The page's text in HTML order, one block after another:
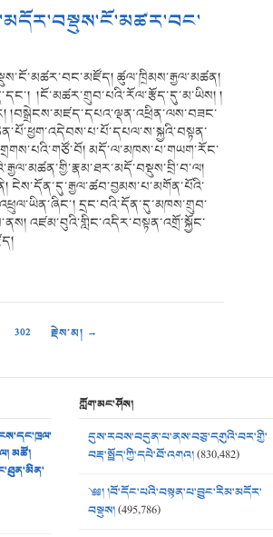
ཚུལ་ཁྲིམས་རྒྱལ་མཚན།
།ངོ་མཚར་གྲུབ་པའི་རོལ་རྩོད་དུ་མ་ཡིས། །
།བསྒྲེངས་མཛད་དཔའ་ལྡན་འཕྲིན་ལས་བཟང་
མདོ་ལ་མཁས་པ་གཡག་རོང་
ངེས་དོན་དུ་རྒྱལ་ཚབ་བྱམས་པ་མགོན་པོའི་
དྲང་བའི་དོན་དུ་མཁས་གྲུབ་
འཛམ་བུའི་གླིང་འདིར་བསྟན་འགྲོ་སྐྱོང་
302 རྗེས་མ། →
མཚོ།
ཀློག་མང་ཤོས།
དུས་རབས་བདུན་པ་ནས་བཅུ་དགུའི་བར་གྱི་
བརྡ་སྤྲོད་ཀྱི་དཔེ་ཐོ་འགའ།(830,482)
༄༅། །བོ་དོང་པའི་བསྟན་པ་བྱུང་རིམ་མདོར་
བསྡུས།(495,786)